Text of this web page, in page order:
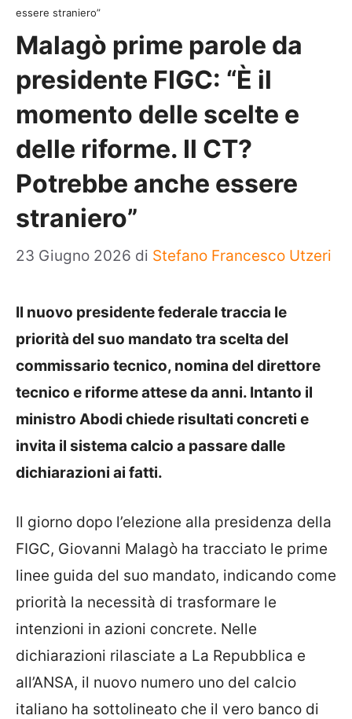
essere straniero”
Malagò prime parole da
presidente FIGC: “È il
momento delle scelte e
delle riforme. Il CT?
Potrebbe anche essere
straniero”
23 Giugno 2026 di Stefano Francesco Utzeri
Il nuovo presidente federale traccia le
priorità del suo mandato tra scelta del
commissario tecnico, nomina del direttore
tecnico e riforme attese da anni. Intanto il
ministro Abodi chiede risultati concreti e
invita il sistema calcio a passare dalle
dichiarazioni ai fatti.
Il giorno dopo l’elezione alla presidenza della
FIGC, Giovanni Malagò ha tracciato le prime
linee guida del suo mandato, indicando come
priorità la necessità di trasformare le
intenzioni in azioni concrete. Nelle
dichiarazioni rilasciate a La Repubblica e
all’ANSA, il nuovo numero uno del calcio
italiano ha sottolineato che il vero banco di